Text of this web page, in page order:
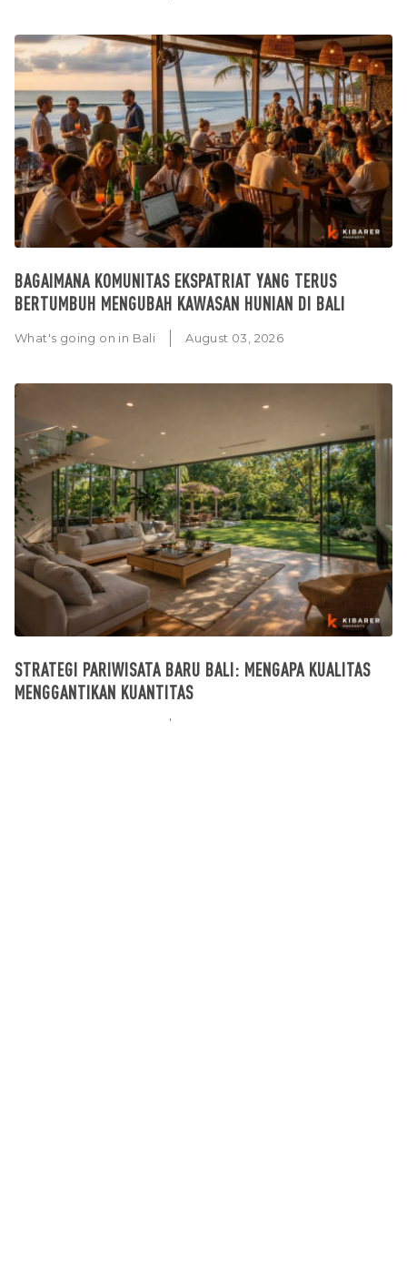
BAGAIMANA KOMUNITAS EKSPATRIAT YANG TERUS
BERTUMBUH MENGUBAH KAWASAN HUNIAN DI BALI
What's going on in Bali August 03, 2026
STRATEGI PARIWISATA BARU BALI: MENGAPA KUALITAS
MENGGANTIKAN KUANTITAS